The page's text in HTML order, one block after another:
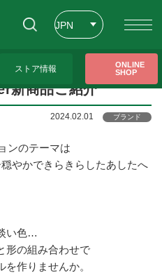
JPN
ストア情報
ONLINE
SHOP
＆Summer新商品ご紹介
新商品ご紹介
2024.02.01 ブランド
ンのテーマは
穏やかできらきらしたあしたへ
い色…
形の組み合わせで
作りませんか。